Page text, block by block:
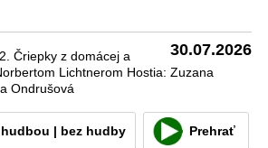
30.07.2026
Čriepky z domácej a
Lichtnerom Hostia: Zuzana
Ondrušová
| bez hudby Prehrať